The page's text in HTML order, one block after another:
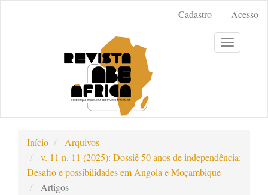
Conteúdo
principal
Barra
Lateral
Cadastro Acesso
Toggle
Início
Arquivos
v. 11 n. 11 (2025): Dossiê 50 anos de independência:
Desafio e possibilidades em Angola e Moçambique
Artigos